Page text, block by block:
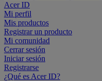
Acer ID
Mi perfil
Mis productos
Registrar un producto
Mi comunidad
Cerrar sesión
Iniciar sesión
Registrarse
¿Qué es Acer ID?